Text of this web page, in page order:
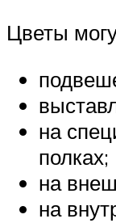
Цветы
на
полках;
на
на